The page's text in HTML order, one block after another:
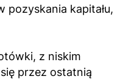
kapitału,
z niskim
przez ostatnią